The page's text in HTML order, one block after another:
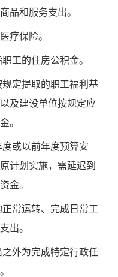
品和服务支出。
疗保险。
工的住房公积金。
定提取的职工福利基
及建设单位按规定应
。
或以前年度预算安
计划实施，需延迟到
金。
常运转、完成日常工
出。
外为完成特定行政任